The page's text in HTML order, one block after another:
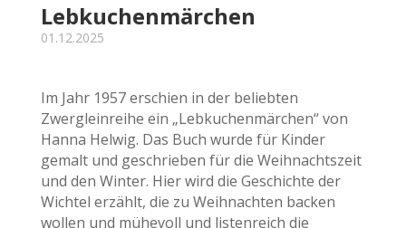
Lebkuchenmärchen
01.12.2025
Im Jahr 1957 erschien in der beliebten
Zwergleinreihe ein „Lebkuchenmärchen“ von
Hanna Helwig. Das Buch wurde für Kinder
gemalt und geschrieben für die Weihnachtszeit
und den Winter. Hier wird die Geschichte der
Wichtel erzählt, die zu Weihnachten backen
wollen und mühevoll und listenreich die